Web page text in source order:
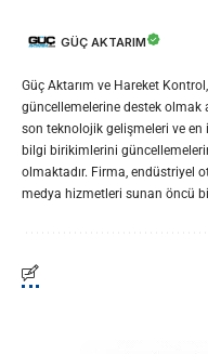
GÜÇ AKTARIM
Güç Aktarım ve Hareket
güncellemelerine destek olmak
son teknolojik gelişmeleri ve
bilgi birikimlerini
olmaktadır. Firma, endüstriyel
medya hizmetleri sunan öncü